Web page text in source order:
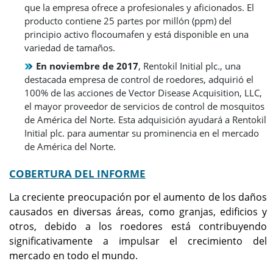
que la empresa ofrece a profesionales y aficionados. El
producto contiene 25 partes por millón (ppm) del
principio activo flocoumafen y está disponible en una
variedad de tamaños.
En noviembre de 2017, Rentokil Initial plc., una
destacada empresa de control de roedores, adquirió el
100% de las acciones de Vector Disease Acquisition, LLC,
el mayor proveedor de servicios de control de mosquitos
de América del Norte. Esta adquisición ayudará a Rentokil
Initial plc. para aumentar su prominencia en el mercado
de América del Norte.
COBERTURA DEL INFORME
La creciente preocupación por el aumento de los daños
causados ​​en diversas áreas, como granjas, edificios y
otros, debido a los roedores está contribuyendo
significativamente a impulsar el crecimiento del
mercado en todo el mundo.